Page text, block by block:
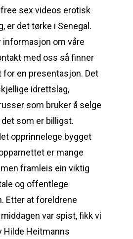
sex videos erotisk
er det tørke i Senegal.
informasjon om våre
med oss så finner
en presentasjon. Det
idrettslag,
som bruker å selge
som er billigst.
opprinnelege bygget
er mange
framleis ein viktig
og offentlege
Etter at foreldrene
var spist, fikk vi
Hilde Heitmanns